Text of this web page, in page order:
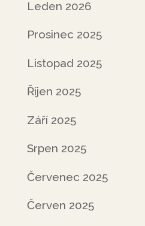
Leden 2026
Prosinec 2025
Listopad 2025
Říjen 2025
Září 2025
Srpen 2025
Červenec 2025
Červen 2025